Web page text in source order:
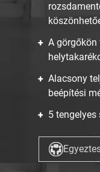
A
Alacsony
beépítési
5